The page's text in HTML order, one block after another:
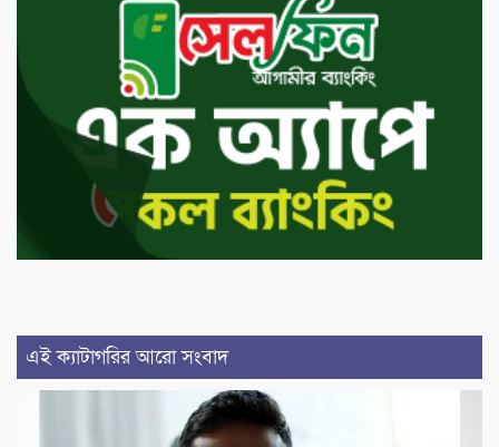
এই ক্যাটাগরির আরো সংবাদ